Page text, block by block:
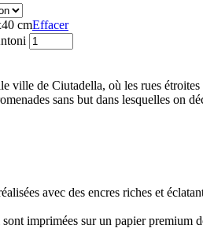
cmEffacer
ville de Ciutadella, où les rues
sans but dans lesquelles on
avec des encres riches et
imprimées sur un papier premium